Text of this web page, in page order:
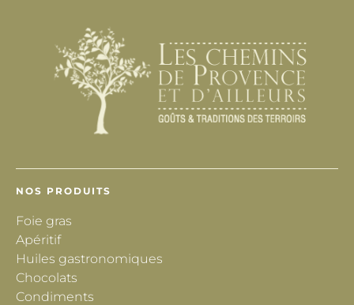
NOS PRODUITS
Foie gras
Apéritif
Huiles gastronomiques
Chocolats
Condiments